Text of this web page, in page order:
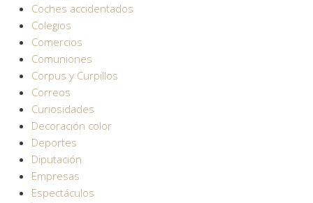
Coches accidentados
Colegios
Comercios
Comuniones
Corpus y Curpillos
Correos
Curiosidades
Decoración color
Deportes
Diputación
Empresas
Espectáculos